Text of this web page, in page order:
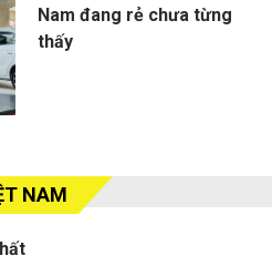
Nam đang rẻ chưa từng
thấy
NAM